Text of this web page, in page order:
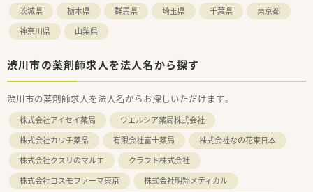
茨城県 栃木県 群馬県 埼玉県 千葉県
東京都
神奈川県
山梨県
渋川市の薬剤師求人を法人名から探す
渋川市の薬剤師求人を法人名からお探しいただけます。
株式会社アイセイ薬局
ウエルシア薬局株式会社
株式会社カワチ薬品
有限会社富士薬局
株式会社なの花東日本
株式会社クスリのマルエ
クラフト株式会社
株式会社コスモファーマ東京
株式会社明翔メディカル